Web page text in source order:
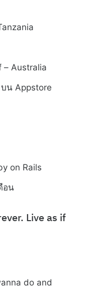
– Australia
น Appstore
on Rails
อน
Live as if
do and